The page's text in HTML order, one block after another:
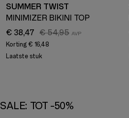
SUMMER TWIST
MINIMIZER BIKINI TOP
€ 38,47
€ 54,95
Korting € 16,48
Laatste stuk
SALE: TOT -50%